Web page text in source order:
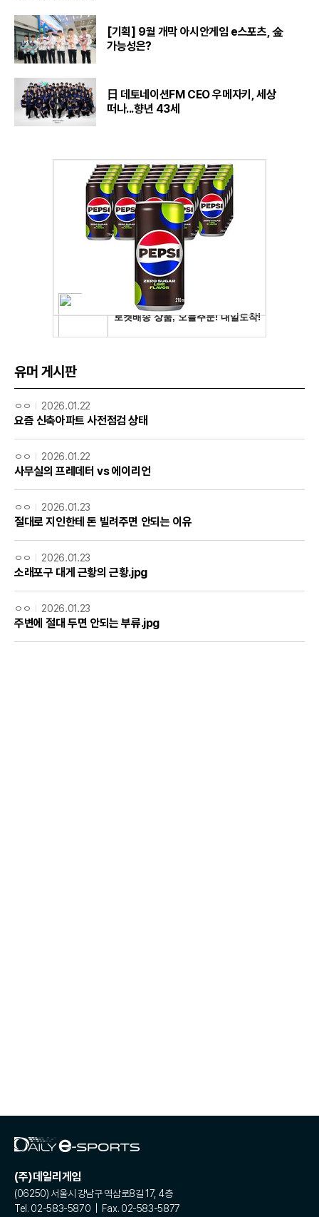
[기획] 9월 개막 아시안게임 e스포츠, 金
가능성은?
日 데토네이션FM CEO 우메자키, 세상
떠나...향년 43세
유머 게시판
ㅇㅇ 2026.01.22
요즘 신축아파트 사전점검 상태
ㅇㅇ 2026.01.22
사무실의 프레데터 vs 에이리언
ㅇㅇ 2026.01.23
절대로 지인한테 돈 빌려주면 안되는 이유
ㅇㅇ 2026.01.23
소래포구 대게 근황의 근황.jpg
ㅇㅇ 2026.01.23
주변에 절대 두면 안되는 부류.jpg
(주)데일리게임
(06250) 서울시 강남구 역삼로8길 17, 4층
Tel. 02-583-5870 | Fax. 02-583-5877